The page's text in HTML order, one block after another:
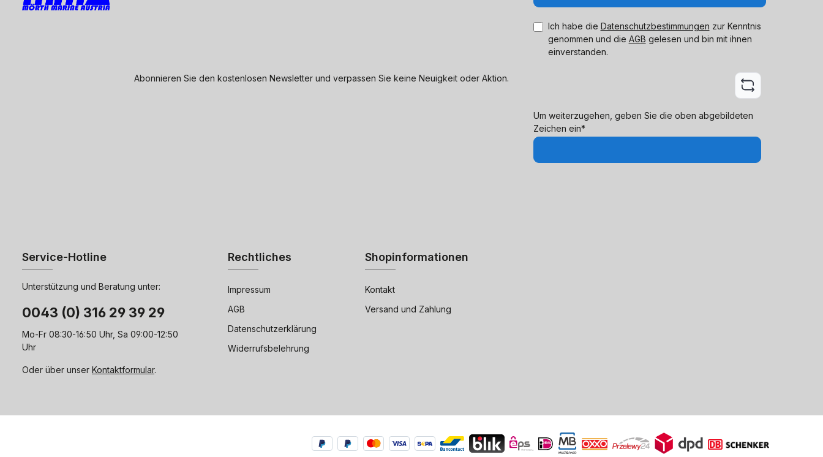
Abonnieren Sie den kostenlosen Newsletter und verpassen Sie keine Neuigkeit oder Aktion.
Ich habe die Datenschutzbestimmungen zur Kenntnis
genommen und die AGB gelesen und bin mit ihnen
einverstanden.
Um weiterzugehen, geben Sie die oben abgebildeten
Zeichen ein*
Service-Hotline
Unterstützung und Beratung unter:
0043 (0) 316 29 39 29
Mo-Fr 08:30-16:50 Uhr, Sa 09:00-12:50
Uhr
Oder über unser Kontaktformular.
Rechtliches
Impressum
AGB
Datenschutzerklärung
Widerrufsbelehrung
Shopinformationen
Kontakt
Versand und Zahlung